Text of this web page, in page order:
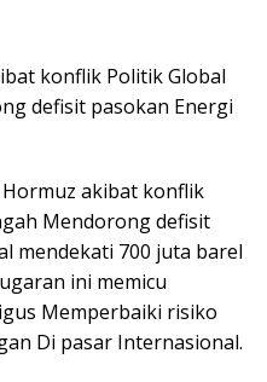
konflik Politik Global
defisit pasokan Energi
akibat konflik
Mendorong defisit
mendekati 700 juta barel
ini memicu
Memperbaiki risiko
Di pasar Internasional.